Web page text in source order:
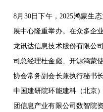
8月30日下午，2025鸿蒙生
展中心隆重举办。在众多企
龙讯达信息技术股份有限公
司总经理杜金彪、开源鸿蒙
协会常务副会长兼执行秘书
中国建研院环能建科（北京
团信息产业有限公司数智院